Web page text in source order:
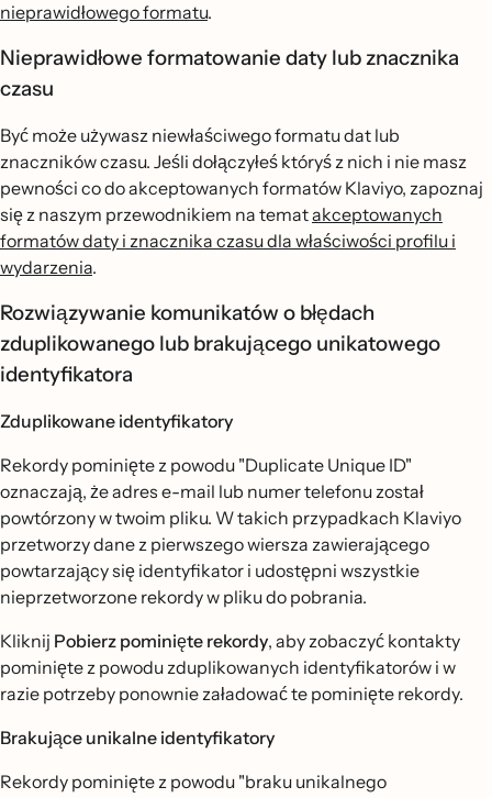
nieprawidłowego formatu.
Nieprawidłowe formatowanie daty lub znacznika
czasu
Być może używasz niewłaściwego formatu dat lub
znaczników czasu. Jeśli dołączyłeś któryś z nich i nie masz
pewności co do akceptowanych formatów Klaviyo, zapoznaj
się z naszym przewodnikiem na tematakceptowanych
formatów daty i znacznika czasu dla właściwości profilu i
wydarzenia.
Rozwiązywanie komunikatów o błędach
zduplikowanego lub brakującego unikatowego
identyfikatora
Zduplikowane identyfikatory
Rekordy pominięte z powodu "Duplicate Unique ID"
oznaczają, że adres e-mail lub numer telefonu został
powtórzony w twoim pliku. W takich przypadkach Klaviyo
przetworzy dane z pierwszego wiersza zawierającego
powtarzający się identyfikator i udostępni wszystkie
nieprzetworzone rekordy w pliku do pobrania.
Kliknij Pobierz pominięte rekordy, aby zobaczyć kontakty
pominięte z powodu zduplikowanych identyfikatorów i w
razie potrzeby ponownie załadować te pominięte rekordy.
Brakujące unikalne identyfikatory
Rekordy pominięte z powodu "braku unikalnego